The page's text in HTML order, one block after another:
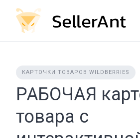
content
КАРТОЧКИ ТОВАРОВ WILDBERRIES
РАБОЧАЯ
товара с